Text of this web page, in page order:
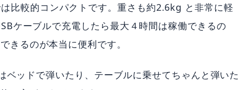
比較的コンパクトです。重さも約2.6kg と非常に軽
ケーブルで充電したら最大４時間は稼働できるの
きるのが本当に便利です。
ベッドで弾いたり、テーブルに乗せてちゃんと弾いた